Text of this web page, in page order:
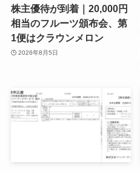
株主優待が到着｜20,000円
相当のフルーツ頒布会、第
1便はクラウンメロン
2026年8月5日